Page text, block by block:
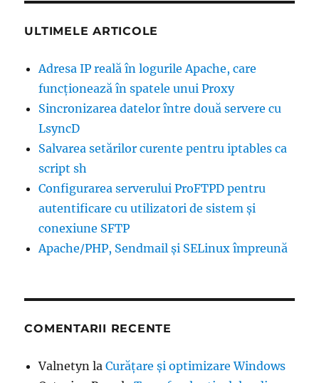
ULTIMELE ARTICOLE
Adresa IP reală în logurile Apache, care
funcţionează în spatele unui Proxy
Sincronizarea datelor între două servere cu
LsyncD
Salvarea setărilor curente pentru iptables ca
script sh
Configurarea serverului ProFTPD pentru
autentificare cu utilizatori de sistem şi
conexiune SFTP
Apache/PHP, Sendmail și SELinux împreună
COMENTARII RECENTE
Valnetyn laCurățare și optimizare Windows